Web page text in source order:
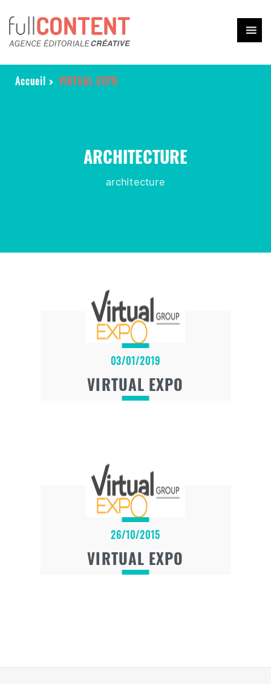
Accueil > VIRTUAL EXPO
ARCHITECTURE
architecture
03/01/2019
VIRTUAL EXPO
26/10/2015
VIRTUAL EXPO